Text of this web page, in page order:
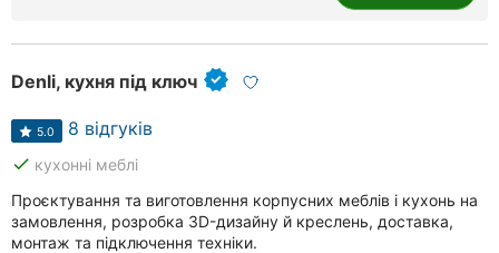
Denli, кухня під ключ
5.0 8 відгуків
done кухонні меблі
Проєктування та виготовлення корпусних меблів і кухонь на
замовлення, розробка 3D-дизайну й креслень, доставка,
монтаж та підключення техніки.